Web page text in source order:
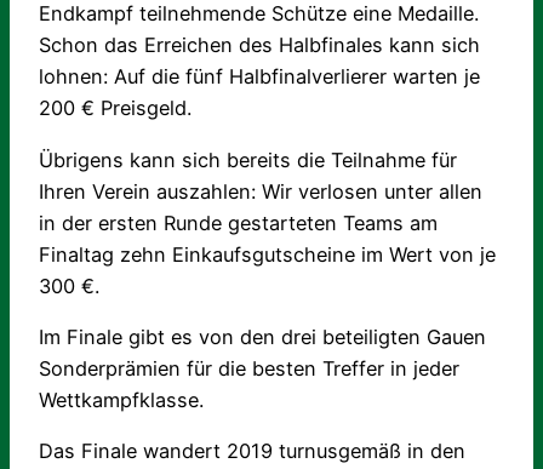
Endkampf teilnehmende Schütze eine Medaille.
Schon das Erreichen des Halbfinales kann sich
lohnen: Auf die fünf Halbfinalverlierer warten je
200 € Preisgeld.
Übrigens kann sich bereits die Teilnahme für
Ihren Verein auszahlen: Wir verlosen unter allen
in der ersten Runde gestarteten Teams am
Finaltag zehn Einkaufsgutscheine im Wert von je
300 €.
Im Finale gibt es von den drei beteiligten Gauen
Sonderprämien für die besten Treffer in jeder
Wettkampfklasse.
Das Finale wandert 2019 turnusgemäß in den